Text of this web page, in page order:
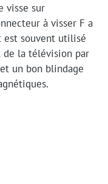
visse sur
à visser F a
souvent utilisé
la télévision par
un bon blindage